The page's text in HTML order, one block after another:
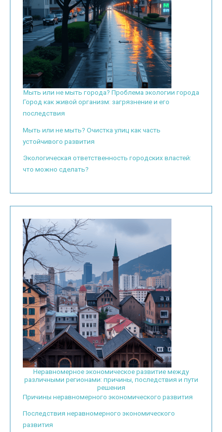
Мыть или не мыть города? Проблема экологии города
Город как живой организм: загрязнение и его
последствия
Мыть или не мыть? Очистка улиц как часть
устойчивого развития
Экологическая ответственность городских властей:
что можно сделать?
Неравномерное экономическое развитие между
различными регионами: причины, последствия и пути
решения
Причины неравномерного экономического развития
Последствия неравномерного экономического
развития